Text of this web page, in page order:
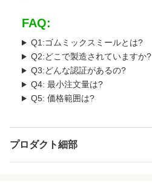
FAQ:
Q1:ゴムミックスミールとは?
Q2:どこで製造されていますか?
Q3:どんな認証があるの?
Q4: 最小注文量は?
Q5: 価格範囲は?
プロダクト細部